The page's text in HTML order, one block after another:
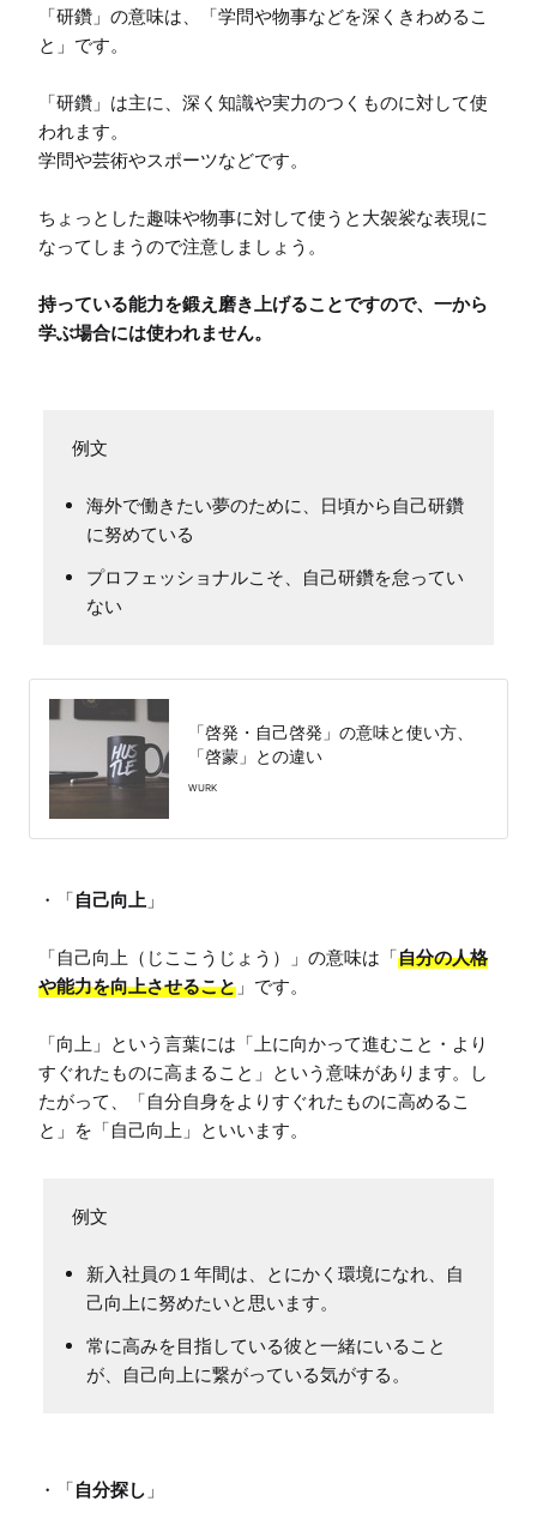
「研鑽」の意味は、「学問や物事などを深くきわめるこ
と」です。
「研鑽」は主に、深く知識や実力のつくものに対して使
われます。
学問や芸術やスポーツなどです。
ちょっとした趣味や物事に対して使うと大袈裟な表現に
なってしまうので注意しましょう。
持っている能力を鍛え磨き上げることですので、一から
学ぶ場合には使われません。
海外で働きたい夢のために、日頃から自己研鑽
に努めている
プロフェッショナルこそ、自己研鑽を怠ってい
ない
「啓発・自己啓発」の意味と使い方、
「啓蒙」との違い
WURK
・「自己向上 」
「自己向上（じここうじょう）」の意味は「自分の人格
や能力を向上させること 」です。
「向上」という言葉には「上に向かって進むこと・より
すぐれたものに高まること」という意味があります。し
たがって、「自分自身をよりすぐれたものに高めるこ
と」を「自己向上」といいます。
新入社員の１年間は、とにかく環境になれ、自
己向上に努めたいと思います。
常に高みを目指している彼と一緒にいること
が、自己向上に繋がっている気がする。
・「自分探し 」